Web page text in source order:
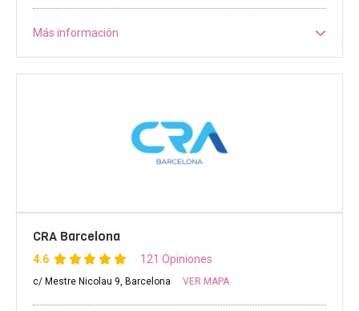
Más información
CRA Barcelona
4.6 121 Opiniones
c/ Mestre Nicolau 9, Barcelona VER MAPA